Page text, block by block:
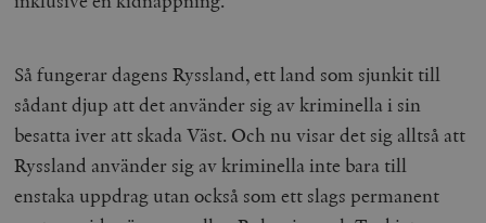
Så fungerar dagens Ryssland, ett land som sjunkit till
sådant djup att det använder sig av kriminella i sin
besatta iver att skada Väst. Och nu visar det sig alltså att
Ryssland använder sig av kriminella inte bara till
enstaka uppdrag utan också som ett slags permanent